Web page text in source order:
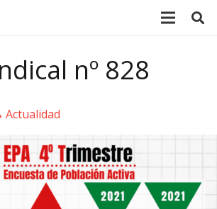
nº 828
Actualidad